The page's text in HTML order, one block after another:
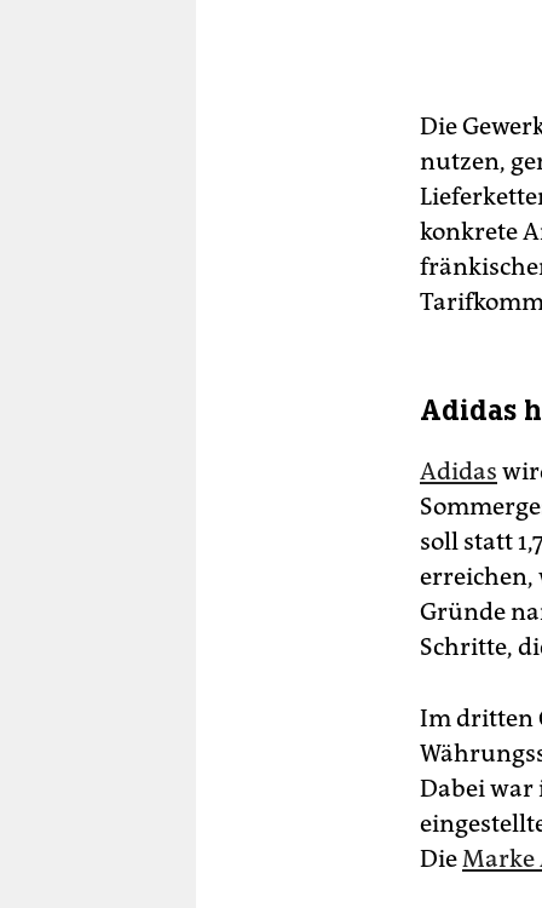
Die
nutzen,
konkrete
Adidas
Adidas
soll statt
erreichen,
Gründe
Schritte,
Im dritten
Dabei war
DieMarke